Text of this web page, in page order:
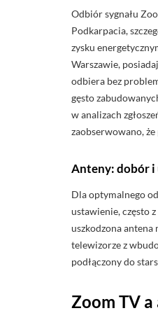
Odbiór sygnału
Podkarpacia,
zysku
Warszawie,
odbiera bez
gęsto
w analizach
zaobserwowano,
Anteny: dobór
Dla optymalnego
ustawienie, często
uszkodzona antena
telewizorze z
podłączony do
Zoom TV